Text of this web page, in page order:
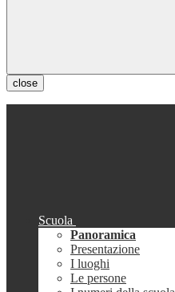
close
Scuola
Panoramica
Presentazione
I luoghi
Le persone